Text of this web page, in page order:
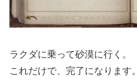
ラクダに乗って砂漠に行く。
これだけで、完了になります。